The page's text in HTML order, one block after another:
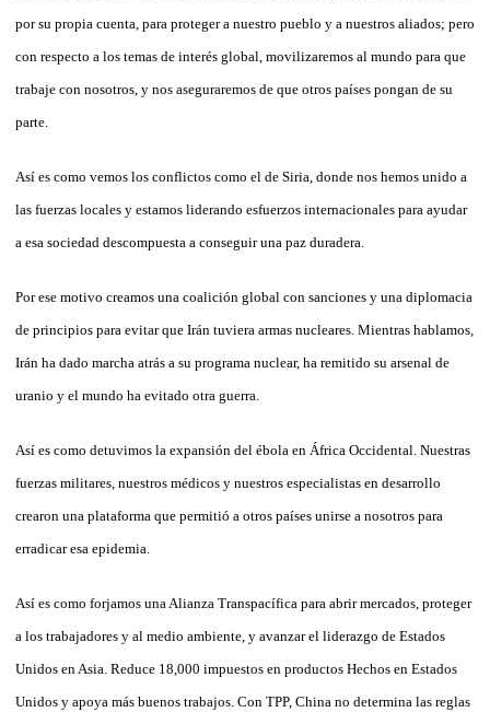
por su propia cuenta, para proteger a nuestro pueblo y a nuestros aliados; pero
con respecto a los temas de interés global, movilizaremos al mundo para que
trabaje con nosotros, y nos aseguraremos de que otros países pongan de su
parte.
Así es como vemos los conflictos como el de Siria, donde nos hemos unido a
las fuerzas locales y estamos liderando esfuerzos internacionales para ayudar
a esa sociedad descompuesta a conseguir una paz duradera.
Por ese motivo creamos una coalición global con sanciones y una diplomacia
de principios para evitar que Irán tuviera armas nucleares. Mientras hablamos,
Irán ha dado marcha atrás a su programa nuclear, ha remitido su arsenal de
uranio y el mundo ha evitado otra guerra.
Así es como detuvimos la expansión del ébola en África Occidental. Nuestras
fuerzas militares, nuestros médicos y nuestros especialistas en desarrollo
crearon una plataforma que permitió a otros países unirse a nosotros para
erradicar esa epidemia.
Así es como forjamos una Alianza Transpacífica para abrir mercados, proteger
a los trabajadores y al medio ambiente, y avanzar el liderazgo de Estados
Unidos en Asia. Reduce 18,000 impuestos en productos Hechos en Estados
Unidos y apoya más buenos trabajos. Con TPP, China no determina las reglas